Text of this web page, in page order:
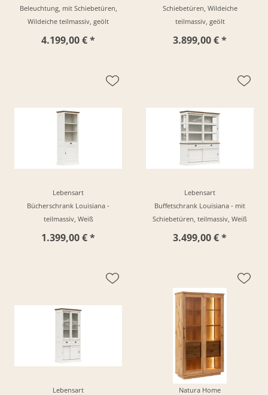
Beleuchtung, mit Schiebetüren,
Wildeiche teilmassiv, geölt
4.199,00 € *
Schiebetüren, Wildeiche
teilmassiv, geölt
3.899,00 € *
Lebensart
Bücherschrank Louisiana -
teilmassiv, Weiß
1.399,00 € *
Lebensart
Buffetschrank Louisiana - mit
Schiebetüren, teilmassiv, Weiß
3.499,00 € *
Lebensart
Natura Home